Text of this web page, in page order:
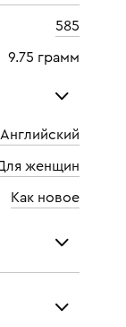
585
9.75 грамм
1 шт
Круглая
Английский
женщин
Как новое
и
изделий,
цвет,